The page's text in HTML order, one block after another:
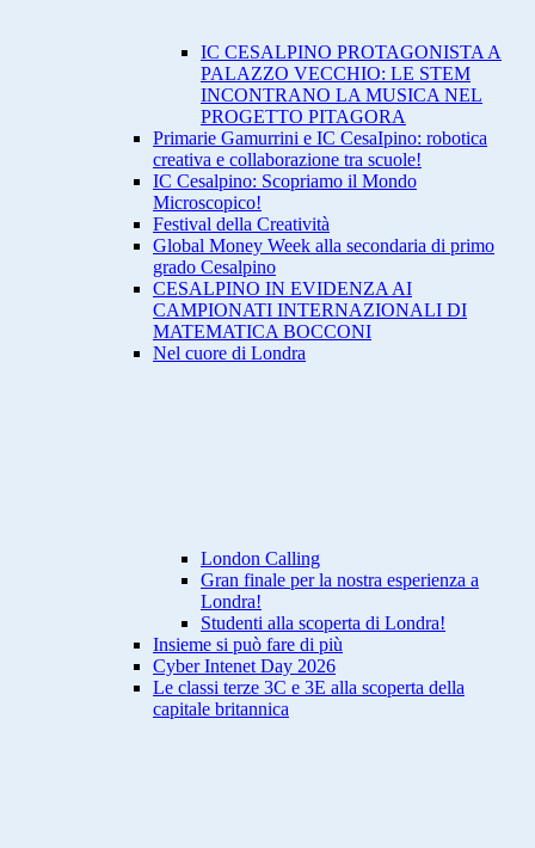
IC CESALPINO PROTAGONISTA A
PALAZZO VECCHIO: LE STEM
INCONTRANO LA MUSICA NEL
PROGETTO PITAGORA
Primarie Gamurrini e IC CesaIpino: robotica
creativa e collaborazione tra scuole!
IC Cesalpino: Scopriamo il Mondo
Microscopico!
Festival della Creatività
Global Money Week alla secondaria di primo
grado Cesalpino
CESALPINO IN EVIDENZA AI
CAMPIONATI INTERNAZIONALI DI
MATEMATICA BOCCONI
Nel cuore di Londra
London Calling
Gran finale per la nostra esperienza a
Londra!
Studenti alla scoperta di Londra!
Insieme si può fare di più
Cyber Intenet Day 2026
Le classi terze 3C e 3E alla scoperta della
capitale britannica